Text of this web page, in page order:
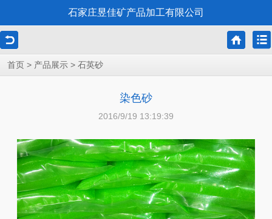
石家庄昱佳矿产品加工有限公司
首页 > 产品展示 > 石英砂
染色砂
2016/9/19 13:19:39